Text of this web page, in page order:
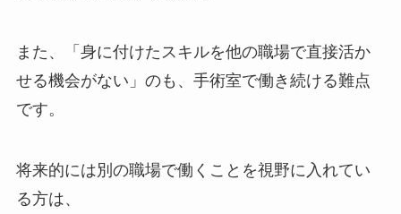
また、「身に付けたスキルを他の職場で直接活か
せる機会がない」のも、手術室で働き続ける難点
です。
将来的には別の職場で働くことを視野に入れてい
る方は、